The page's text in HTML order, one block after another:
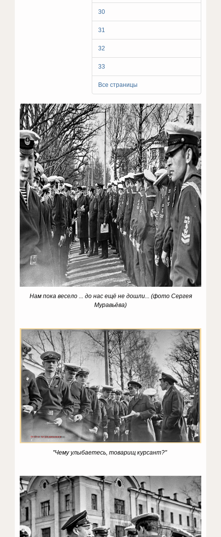
30
31
32
33
Все страницы
Нам пока весело ... до нас ещё не дошли... (фото Сергея
Муравьёва)
"Чему улыбаетесь, товарищ курсант?"